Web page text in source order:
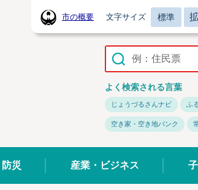
常陸太田市ホームページ
市の概要 文字サイズ 標準
よく検索される言葉
じょうづるさんナビ ふ
空き家・空き地バンク
災 産業・ビジネス